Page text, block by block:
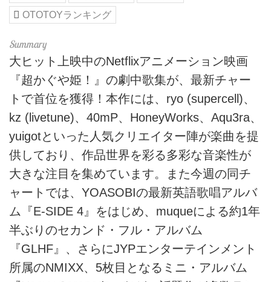
OTOTOYランキング
大ヒット上映中のNetflixアニメーション映画
『超かぐや姫！』の劇中歌集が、最新チャー
トで首位を獲得！本作には、ryo (supercell)、
kz (livetune)、40mP、HoneyWorks、Aqu3ra、
yuigotといった人気クリエイター陣が楽曲を提
供しており、作品世界を彩る多彩な音楽性が
大きな注目を集めています。また今週の同チ
ャートでは、YOASOBIの最新英語歌唱アルバ
ム『E-SIDE 4』をはじめ、muqueによる約1年
半ぶりのセカンド・フル・アルバム
『GLHF』、さらにJYPエンターテインメント
所属のNMIXX、5枚目となるミニ・アルバム